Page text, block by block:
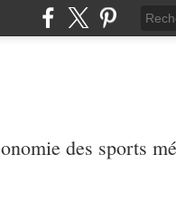
des sports